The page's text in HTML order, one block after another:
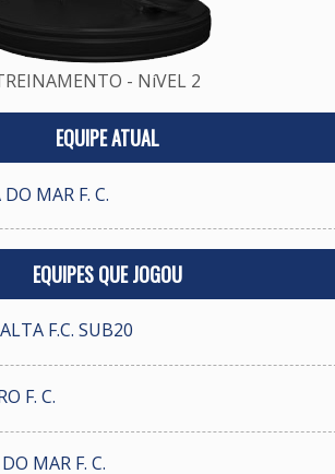
- NíVEL 2
EQUIPE ATUAL
DO MAR F. C.
EQUIPES QUE JOGOU
F.C. SUB20
F. C.
MAR F. C.